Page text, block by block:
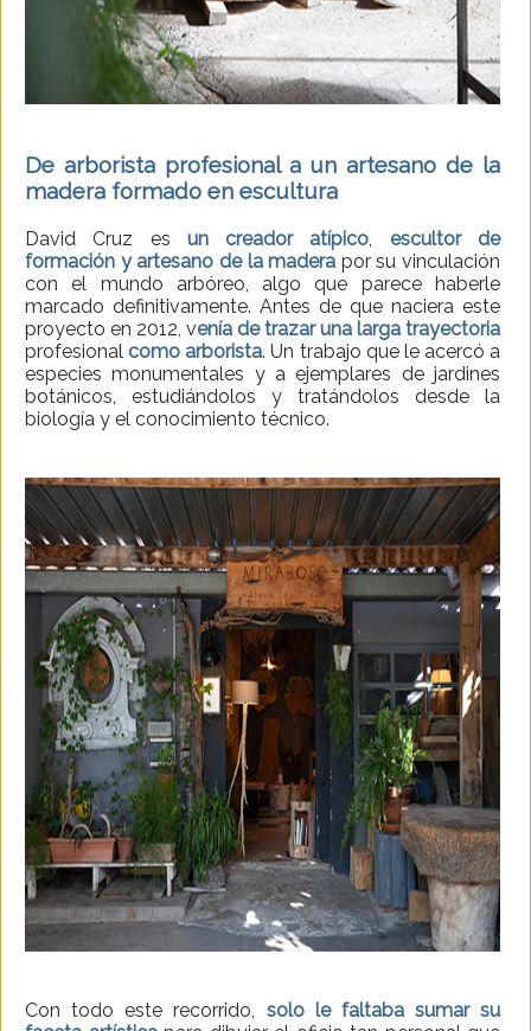
De arborista profesional a un artesano de la
madera formado en escultura
David Cruz es un creador atípico, escultor de
formación y artesano de la madera por su vinculación
con el mundo arbóreo, algo que parece haberle
marcado definitivamente. Antes de que naciera este
proyecto en 2012, venía de trazar una larga trayectoria
profesional como arborista. Un trabajo que le acercó a
especies monumentales y a ejemplares de jardines
botánicos, estudiándolos y tratándolos desde la
biología y el conocimiento técnico.
Con todo este recorrido, solo le faltaba sumar su